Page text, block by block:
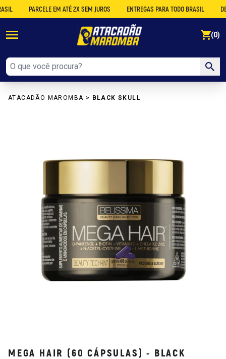
PARCELE EM ATÉ 2X SEM JUROS ENTREGAS PARA TODO BRASIL
(0)
ATACADÃO MAROMBA > BLACK SKULL
MEGA HAIR (60 CÁPSULAS) - BLACK